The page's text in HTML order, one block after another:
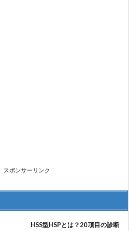
スポンサーリンク
HSS型HSPとは？20項目の診断